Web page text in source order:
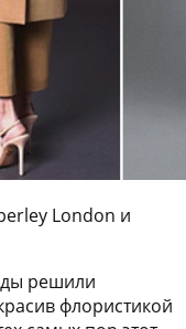
London и
решили
флористикой